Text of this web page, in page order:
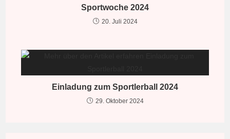
Sportwoche 2024
20. Juli 2024
Einladung zum Sportlerball 2024
29. Oktober 2024